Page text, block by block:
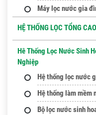
Máy lọc nước gia
HỆ THỐNG LỌC TỔNG
Hê Thống Lọc Nước Sinh
Nghiệp
Hệ thống lọc nước
Hệ thống làm mềm
Bộ lọc nước sinh